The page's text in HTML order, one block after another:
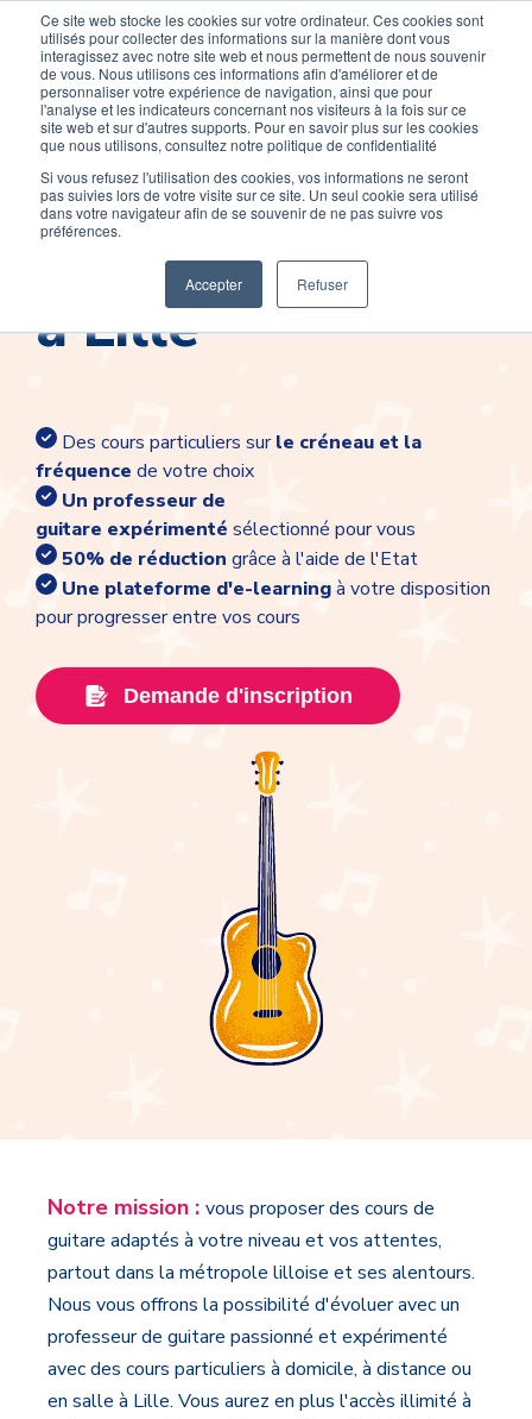
Ce site web stocke les cookies sur votre ordinateur. Ces cookies sont
utilisés pour collecter des informations sur la manière dont vous
interagissez avec notre site web et nous permettent de nous souvenir
de vous. Nous utilisons ces informations afin d'améliorer et de
personnaliser votre expérience de navigation, ainsi que pour
l'analyse et les indicateurs concernant nos visiteurs à la fois sur ce
site web et sur d'autres supports. Pour en savoir plus sur les cookies
que nous utilisons, consultez notre politique de confidentialité
Si vous refusez l'utilisation des cookies, vos informations ne seront
pas suivies lors de votre visite sur ce site. Un seul cookie sera utilisé
dans votre navigateur afin de se souvenir de ne pas suivre vos
préférences.
Accepter Refuser
Devenir élève Devenir Prof
Cours de guitare
à Lille
Des cours particuliers surle créneau et la
fréquence de votre choix
Un professeur de
guitare expérimenté sélectionné pour vous
50% de réduction grâce à l'aide de l'Etat
Une plateforme d'e-learningà votre disposition
pour progresser entre vos cours
Demande d'inscription
Notre mission : vous proposer des cours de
guitare adaptés à votre niveau et vos attentes,
partout dans la métropole lilloise et ses alentours.
Nous vous offrons la possibilité d'évoluer avec un
professeur de guitare passionné et expérimenté
avec des cours particuliers à domicile, à distance ou
en salle à Lille. Vous aurez en plus l'accès illimité à